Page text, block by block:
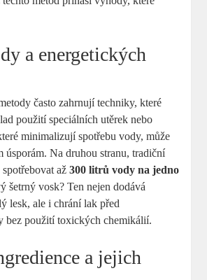
a energetických
často zahrnují techniky, které
použití speciálních utěrek nebo
minimalizují spotřebu vody, může
úsporám. Na druhou stranu, tradiční
až300 litrů vody na jedno
šetrný vosk? Ten nejen dodává
lesk, ale i chrání lak před
bez použití toxických chemikálií.
a jejich